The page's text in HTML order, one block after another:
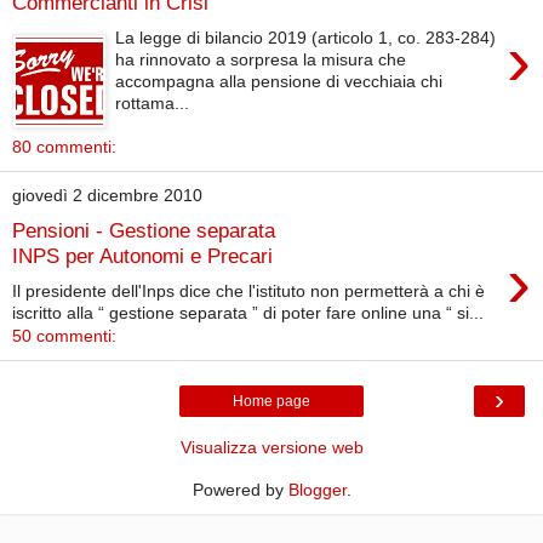
›
La legge di bilancio 2019 (articolo 1, co. 283-284)
ha rinnovato a sorpresa la misura che
accompagna alla pensione di vecchiaia chi
rottama...
80 commenti:
giovedì 2 dicembre 2010
Pensioni - Gestione separata
INPS per Autonomi e Precari
›
Il presidente dell'Inps dice che l'istituto non permetterà a chi è
iscritto alla “ gestione separata ” di poter fare online una “ si...
50 commenti:
›
Home page
Visualizza versione web
Powered by Blogger.